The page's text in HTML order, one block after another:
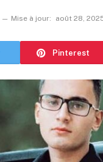
Mise à jour: août 28,
Pinterest